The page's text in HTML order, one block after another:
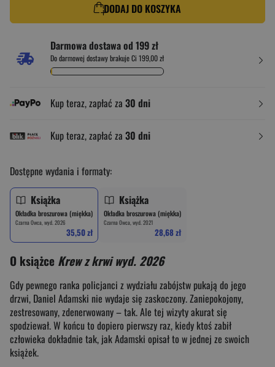
DODAJ DO KOSZYKA
Darmowa dostawa od 199 zł
Do darmowej dostawy brakuje Ci 199,00 zł
Kup teraz, zapłać za 30 dni
Kup teraz, zapłać za 30 dni
Dostępne wydania i formaty:
Książka
Okładka broszurowa (miękka)
Czarna Owca, wyd. 2026
35,50 zł
Książka
Okładka broszurowa (miękka)
Czarna Owca, wyd. 2021
28,68 zł
O książce Krew z krwi wyd. 2026
Gdy pewnego ranka policjanci z wydziału zabójstw pukają do jego
drzwi, Daniel Adamski nie wydaje się zaskoczony. Zaniepokojony,
zestresowany, zdenerwowany – tak. Ale tej wizyty akurat się
spodziewał. W końcu to dopiero pierwszy raz, kiedy ktoś zabił
człowieka dokładnie tak, jak Adamski opisał to w jednej ze swoich
książek.